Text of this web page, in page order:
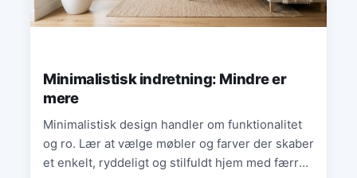
Minimalistisk indretning: Mindre er
mere
Minimalistisk design handler om funktionalitet
og ro. Lær at vælge møbler og farver der skaber
et enkelt, ryddeligt og stilfuldt hjem med færre